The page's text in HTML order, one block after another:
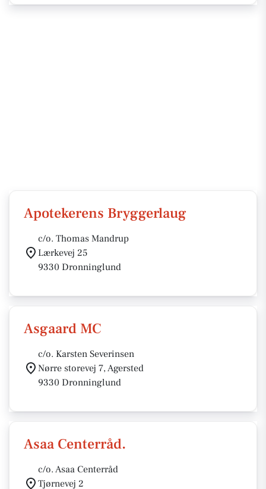
Apotekerens Bryggerlaug
c/o. Thomas Mandrup
Lærkevej 25
9330 Dronninglund
Asgaard MC
c/o. Karsten Severinsen
Nørre storevej 7, Agersted
9330 Dronninglund
Asaa Centerråd.
c/o. Asaa Centerråd
Tjørnevej 2